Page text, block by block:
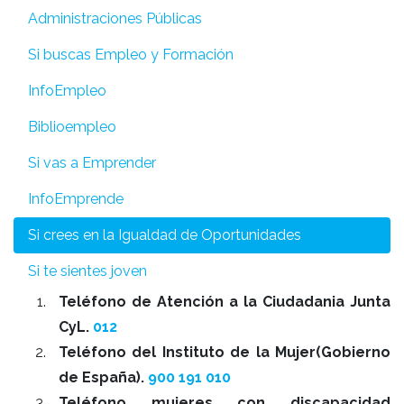
Administraciones Públicas
Si buscas Empleo y Formación
InfoEmpleo
Biblioempleo
Si vas a Emprender
InfoEmprende
Si crees en la Igualdad de Oportunidades
Si te sientes joven
Teléfono de Atención a la Ciudadania Junta
CyL. 012
Teléfono del Instituto de la Mujer(Gobierno
de España). 900 191 010